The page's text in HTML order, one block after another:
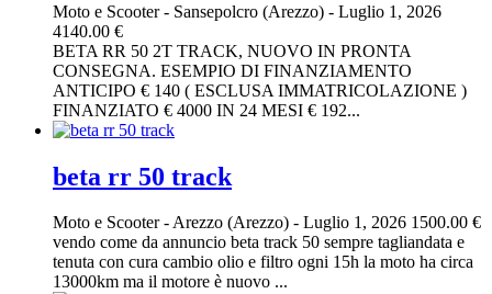
Moto e Scooter- Sansepolcro (Arezzo) - Luglio 1, 2026
4140.00 €
BETA RR 50 2T TRACK, NUOVO IN PRONTA
CONSEGNA. ESEMPIO DI FINANZIAMENTO
ANTICIPO € 140 ( ESCLUSA IMMATRICOLAZIONE )
FINANZIATO € 4000 IN 24 MESI € 192...
beta rr 50 track
Moto e Scooter-Arezzo (Arezzo) - Luglio 1, 2026 1500.00 €
vendo come da annuncio beta track 50 sempre tagliandata e
tenuta con cura cambio olio e filtro ogni 15h la moto ha circa
13000km ma il motore è nuovo ...